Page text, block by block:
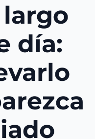
día: